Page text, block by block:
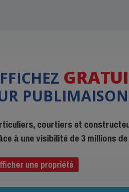
PUBLIMAISON
courtiers et
à une visibilité de 3 millions
une propriété